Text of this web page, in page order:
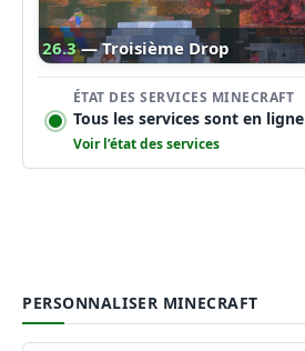
26.3 — Troisième Drop
ÉTAT DES SERVICES MINECRAFT
Tous les services sont en ligne
Voir l’état des services
PERSONNALISER MINECRAFT